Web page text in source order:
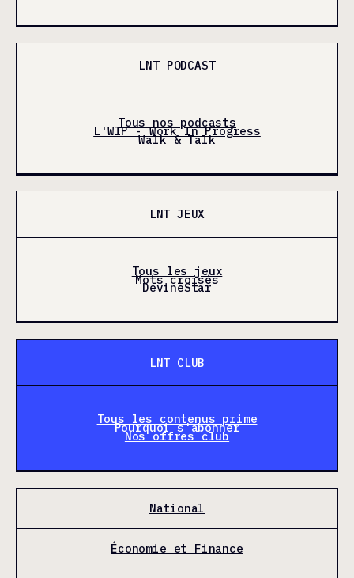
LNT PODCAST
Tous nos podcasts
L'WIP - Work In Progress
Walk & Talk
LNT JEUX
Tous les jeux
Mots croisés
DevineStar
LNT CLUB
Tous les contenus prime
Pourquoi s'abonner
Nos offres club
National
Économie et Finance